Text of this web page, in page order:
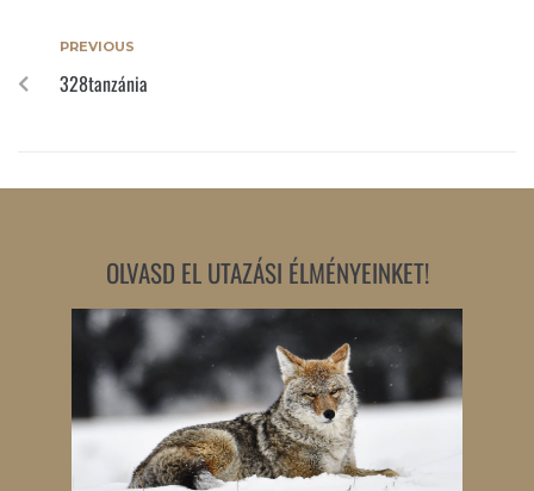
PREVIOUS
328tanzánia
OLVASD EL UTAZÁSI ÉLMÉNYEINKET!